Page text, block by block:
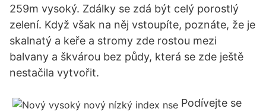
259m vysoký. Zdálky se zdá být celý porostlý
zelení. Když však na něj vstoupíte, poznáte, že je
skalnatý a keře a stromy zde rostou mezi
balvany a škvárou bez půdy, která se zde ještě
nestačila vytvořit.
Podívejte se